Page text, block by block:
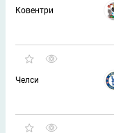
Ковентри
Челси